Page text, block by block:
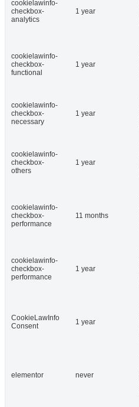
cookielawinfo-
checkbox-
analytics
1 year
cookielawinfo-
checkbox-
functional
1 year
cookielawinfo-
checkbox-
necessary
1 year
cookielawinfo-
checkbox-
others
1 year
cookielawinfo-
checkbox-
performance
11 months
cookielawinfo-
checkbox-
performance
1 year
CookieLawInfo
Consent
1 year
elementor never